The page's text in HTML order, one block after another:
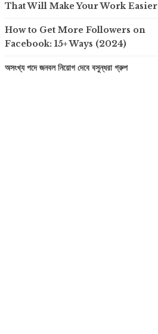
That Will Make Your Work Easier
How to Get More Followers on
Facebook: 15+ Ways (2024)
অসংখ্য পদে জনবল নিয়োগ দেবে বসুন্ধরা গ্রুপ